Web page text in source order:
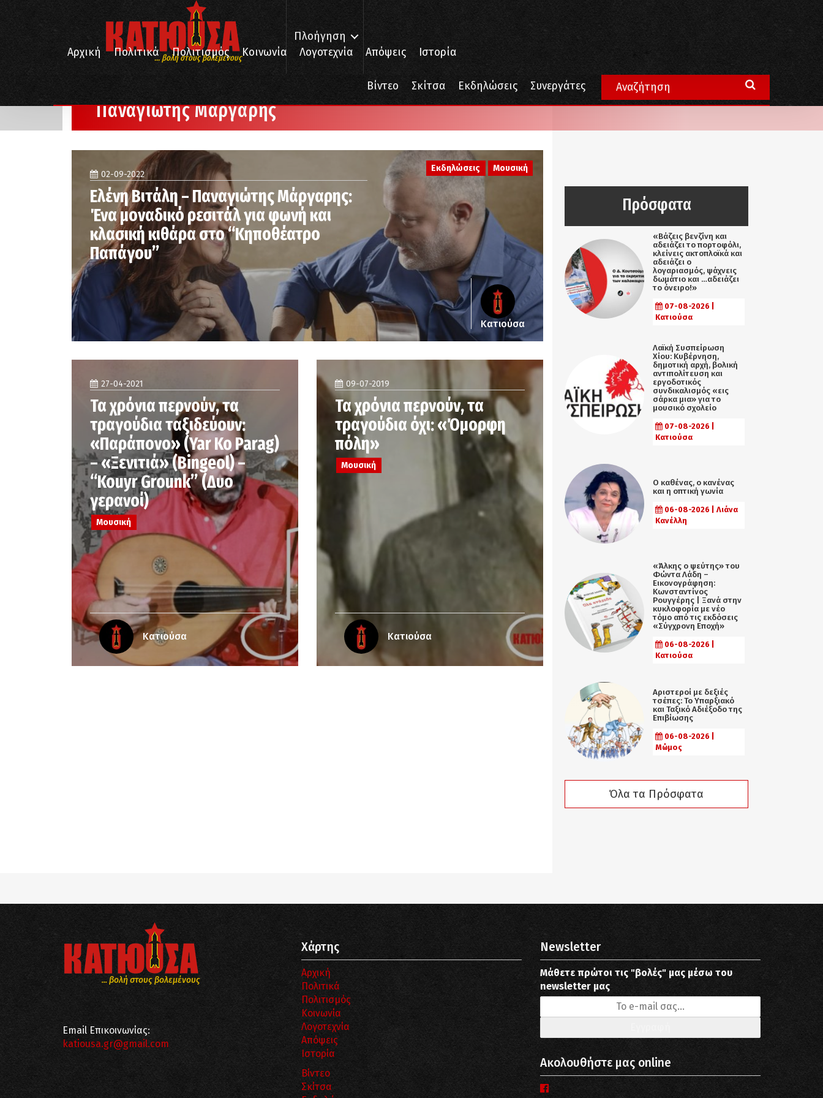
... βολή στους βολεμένους
Πλοήγηση
Αρχική
Πολιτικά Πολιτισμός Κοινωνία Λογοτεχνία Απόψεις Ιστορία
Βίντεο Σκίτσα Εκδηλώσεις Συνεργάτες
Παναγιώτης Μάργαρης
Παναγιώτης Μάργαρης
Εκδηλώσεις Μουσική
02-09-2022
Ελένη Βιτάλη – Παναγιώτης Μάργαρης:
Ένα μοναδικό ρεσιτάλ για φωνή και
κλασική κιθάρα στο “Κηποθέατρο
Παπάγου”
Κατιούσα
27-04-2021
Τα χρόνια περνούν, τα
τραγούδια ταξιδεύουν:
«Παράπονο» (Yar Ko Parag)
– «Ξενιτιά» (Bingeol) –
“Kouyr Grounk” (Δυο
γερανοί)
Μουσική
Κατιούσα
09-07-2019
Τα χρόνια περνούν, τα
τραγούδια όχι: «Όμορφη
πόλη»
Μουσική
Κατιούσα
Πρόσφατα
«Βάζεις βενζίνη και
αδειάζει το πορτοφόλι,
κλείνεις ακτοπλοϊκά και
αδειάζει ο
λογαριασμός, ψάχνεις
δωμάτιο και …αδειάζει
το όνειρο!»
07-08-2026 |
Κατιούσα
Λαϊκή Συσπείρωση
Χίου: Κυβέρνηση,
δημοτική αρχή, βολική
αντιπολίτευση και
εργοδοτικός
συνδικαλισμός «εις
σάρκα μια» για το
μουσικό σχολείο
07-08-2026 |
Κατιούσα
Ο καθένας, ο κανένας
και η οπτική γωνία
06-08-2026 | Λιάνα
Κανέλλη
«Άλκης ο ψεύτης» του
Φώντα Λάδη –
Εικονογράφηση:
Κωνσταντίνος
Ρουγγέρης | Ξανά στην
κυκλοφορία με νέο
τόμο από τις εκδόσεις
«Σύγχρονη Εποχή»
06-08-2026 |
Κατιούσα
Αριστεροί με δεξιές
τσέπες: Το Υπαρξιακό
και Ταξικό Αδιέξοδο της
Επιβίωσης
06-08-2026 |
Μώμος
Όλα τα Πρόσφατα
... βολή στους βολεμένους
Email Επικοινωνίας:
katiousa.gr@gmail.com
Χάρτης
Αρχική
Πολιτικά
Πολιτισμός
Κοινωνία
Λογοτεχνία
Απόψεις
Ιστορία
Βίντεο
Σκίτσα
Newsletter
Μάθετε πρώτοι τις "βολές" μας μέσω του
newsletter μας
Ακολουθήστε μας online